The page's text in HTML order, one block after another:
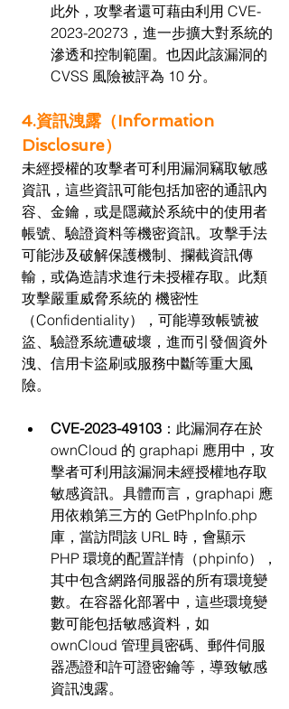
此外，攻擊者還可藉由利用 CVE-
2023-20273，進一步擴大對系統的
滲透和控制範圍。也因此該漏洞的
CVSS 風險被評為 10 分。
4.資訊洩露（Information
Disclosure）
未經授權的攻擊者可利用漏洞竊取敏感
資訊，這些資訊可能包括加密的通訊內
容、金鑰，或是隱藏於系統中的使用者
帳號、驗證資料等機密資訊。攻擊手法
可能涉及破解保護機制、攔截資訊傳
輸，或偽造請求進行未授權存取。此類
攻擊嚴重威脅系統的 機密性
（Confidentiality），可能導致帳號被
盜、驗證系統遭破壞，進而引發個資外
洩、信用卡盜刷或服務中斷等重大風
險。
CVE-2023-49103 ：此漏洞存在於
ownCloud 的 graphapi 應用中，攻
擊者可利用該漏洞未經授權地存取
敏感資訊。具體而言，graphapi 應
用依賴第三方的 GetPhpInfo.php
庫，當訪問該 URL 時，會顯示
PHP 環境的配置詳情（phpinfo），
其中包含網路伺服器的所有環境變
數。在容器化部署中，這些環境變
數可能包括敏感資料，如
ownCloud 管理員密碼、郵件伺服
器憑證和許可證密鑰等，導致敏感
資訊洩露。